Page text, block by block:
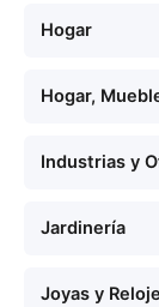
Hogar
Hogar,
Industrias y
Jardinería
Joyas y